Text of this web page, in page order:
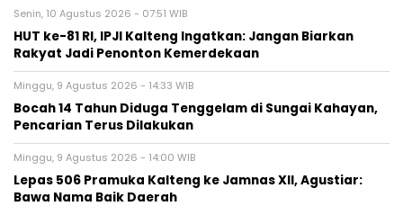
Senin, 10 Agustus 2026 - 07:51 WIB
HUT ke-81 RI, IPJI Kalteng Ingatkan: Jangan Biarkan
Rakyat Jadi Penonton Kemerdekaan
Minggu, 9 Agustus 2026 - 14:33 WIB
Bocah 14 Tahun Diduga Tenggelam di Sungai Kahayan,
Pencarian Terus Dilakukan
Minggu, 9 Agustus 2026 - 14:00 WIB
Lepas 506 Pramuka Kalteng ke Jamnas XII, Agustiar:
Bawa Nama Baik Daerah